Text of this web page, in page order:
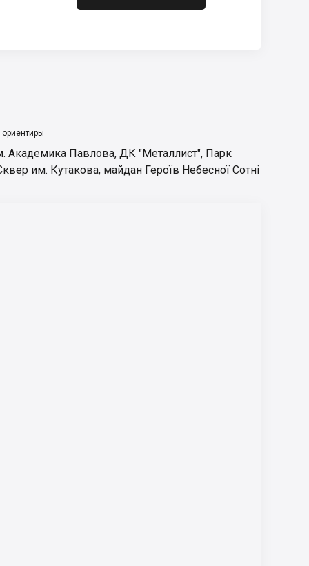
Академика Павлова, ДК "Металлист", Парк
им. Кутакова, майдан Героїв Небесної Сотні